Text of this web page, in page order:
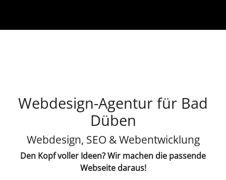
Webdesign-Agentur für Bad
Düben
Webdesign, SEO & Webentwicklung
Den Kopf voller Ideen? Wir machen die passende
Webseite daraus!